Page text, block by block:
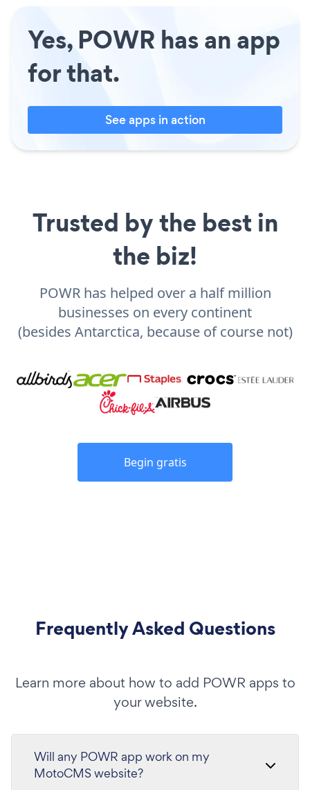
Yes, POWR has an app
for that.
See apps in action
Trusted by the best in
the biz!
POWR has helped over a half million
businesses on every continent
(besides Antarctica, because of course not)
Begin gratis
Frequently Asked Questions
Learn more about how to add POWR apps to
your website.
Will any POWR app work on my
MotoCMS website?